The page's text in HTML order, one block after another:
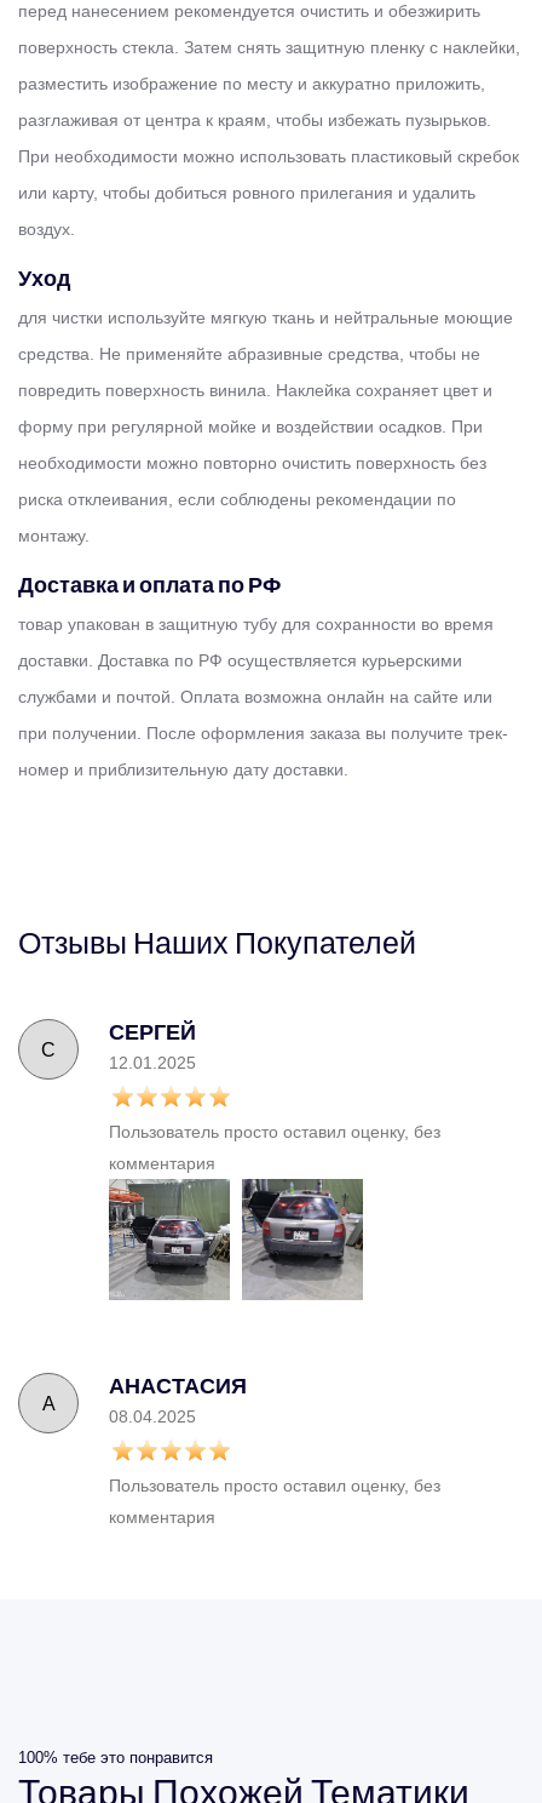
перед нанесением рекомендуется очистить и обезжирить
поверхность стекла. Затем снять защитную пленку с наклейки,
разместить изображение по месту и аккуратно приложить,
разглаживая от центра к краям, чтобы избежать пузырьков.
При необходимости можно использовать пластиковый скребок
или карту, чтобы добиться ровного прилегания и удалить
воздух.
Уход
для чистки используйте мягкую ткань и нейтральные моющие
средства. Не применяйте абразивные средства, чтобы не
повредить поверхность винила. Наклейка сохраняет цвет и
форму при регулярной мойке и воздействии осадков. При
необходимости можно повторно очистить поверхность без
риска отклеивания, если соблюдены рекомендации по
монтажу.
Доставка и оплата по РФ
товар упакован в защитную тубу для сохранности во время
доставки. Доставка по РФ осуществляется курьерскими
службами и почтой. Оплата возможна онлайн на сайте или
при получении. После оформления заказа вы получите трек-
номер и приблизительную дату доставки.
Отзывы Наших Покупателей
С
СЕРГЕЙ
12.01.2025
Пользователь просто оставил оценку, без
комментария
А
АНАСТАСИЯ
08.04.2025
Пользователь просто оставил оценку, без
комментария
100% тебе это понравится
Товары Похожей Тематики